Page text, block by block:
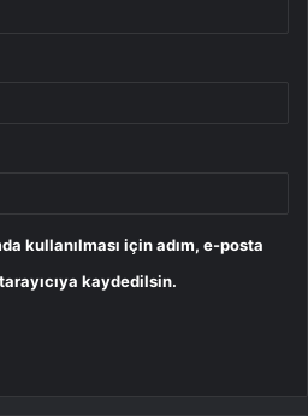
kullanılması için adım, e-posta
kaydedilsin.